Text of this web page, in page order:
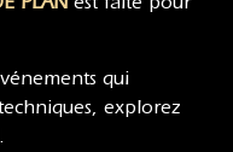
qui
explorez